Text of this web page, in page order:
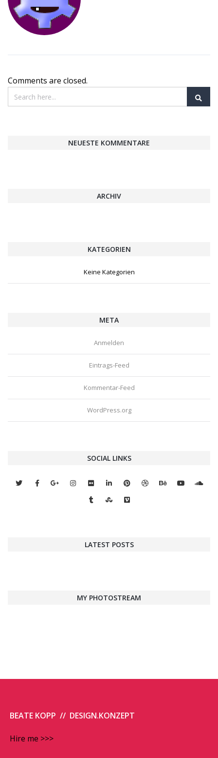
Comments are closed.
NEUESTE KOMMENTARE
ARCHIV
KATEGORIEN
Keine Kategorien
META
Anmelden
Eintrags-Feed
Kommentar-Feed
WordPress.org
SOCIAL LINKS
LATEST POSTS
MY PHOTOSTREAM
BEATE KOPP // DESIGN.KONZEPT
Hire me >>>